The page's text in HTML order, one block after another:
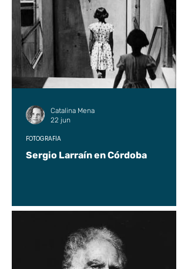
Sergio Larraín en Córdoba
FOTOGRAFÍA
Catalina Mena
22 jun